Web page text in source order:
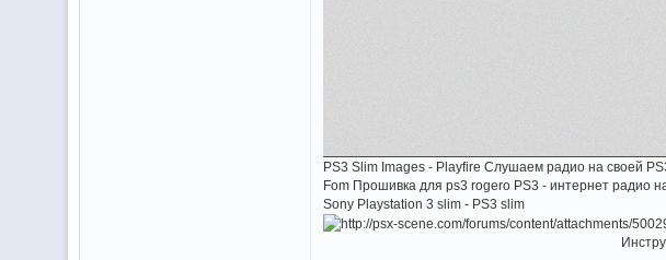
PS3 Slim Images - Playfire Cлушаем радио на своей
Fom Прошивка для ps3 rogero PS3 - интернет радио
Sony Playstation 3 slim - PS3 slim